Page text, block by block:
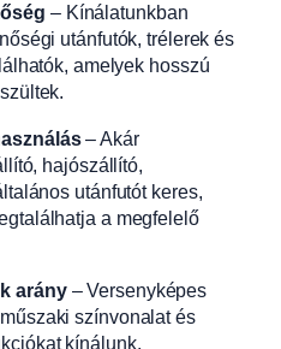
– Kínálatunkban
utánfutók, trélerek és
amelyek hosszú
– Akár
hajószállító,
utánfutót keres,
a megfelelő
arány– Versenyképes
színvonalat és
kínálunk.